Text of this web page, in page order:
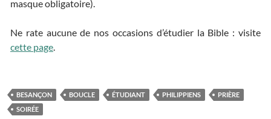
masque obligatoire).
Ne rate aucune de nos occasions d’étudier la Bible : visite
cette page.
BESANÇON BOUCLE ÉTUDIANT PHILIPPIENS
PRIÈRE
SOIRÉE